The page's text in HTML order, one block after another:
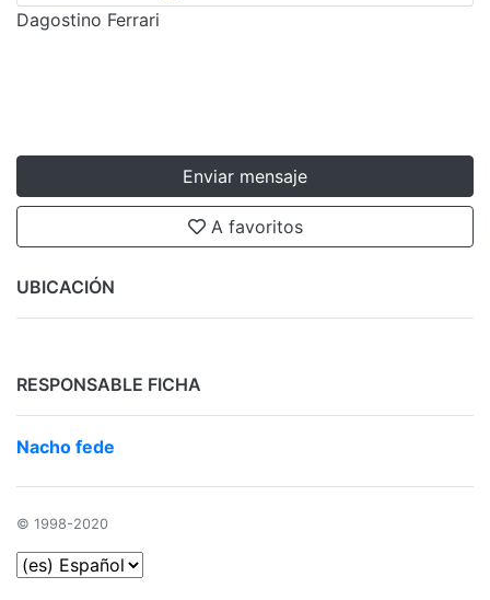
Dagostino Ferrari
Enviar mensaje
A favoritos
UBICACIÓN
RESPONSABLE FICHA
Nacho fede
© 1998-2020